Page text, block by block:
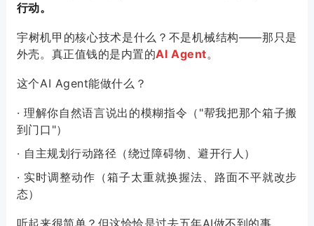
行动。
宇树机甲的核心技术是什么？不是机械结构——那只是
外壳。真正值钱的是内置的AI Agent。
这个AI Agent能做什么？
· 理解你自然语言说出的模糊指令（"帮我把那个箱子搬
到门口"）
· 自主规划行动路径（绕过障碍物、避开行人）
· 实时调整动作（箱子太重就换握法、路面不平就改步
态）